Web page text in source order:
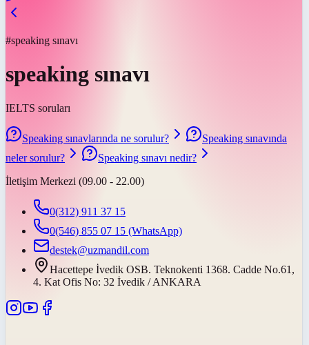
#speaking sınavı
speaking sınavı
IELTS soruları
Speaking sınavlarında ne sorulur?
Speaking sınavında
neler sorulur?
Speaking sınavı nedir?
İletişim Merkezi (09.00 - 22.00)
0(312) 911 37 15
0(546) 855 07 15 (WhatsApp)
destek@uzmandil.com
Hacettepe İvedik OSB. Teknokenti 1368. Cadde No.61,
4. Kat Ofis No: 32 İvedik / ANKARA